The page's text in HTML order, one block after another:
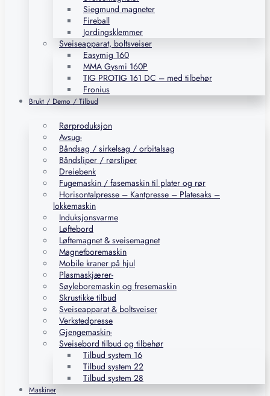
Siegmund magneter
Fireball
Jordingsklemmer
Sveiseapparat, boltsveiser
Easymig 160
MMA Gysmi 160P
TIG PROTIG 161 DC – med tilbehør
Fronius
Brukt / Demo / Tilbud
Rørproduksjon
Avsug-
Båndsag / sirkelsag / orbitalsag
Båndsliper / rørsliper
Dreiebenk
Fugemaskin / fasemaskin til plater og rør
Horisontalpresse – Kantpresse – Platesaks –
lokkemaskin
Induksjonsvarme
Løftebord
Løftemagnet & sveisemagnet
Magnetboremaskin
Mobile kraner på hjul
Plasmaskjærer-
Søyleboremaskin og fresemaskin
Skrustikke tilbud
Sveiseapparat & boltsveiser
Verkstedpresse
Gjengemaskin-
Sveisebord tilbud og tilbehør
Tilbud system 16
Tilbud system 22
Tilbud system 28
Maskiner